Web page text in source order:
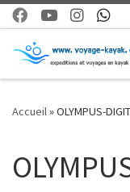
Skip to content
Accueil»OLYMPUS-